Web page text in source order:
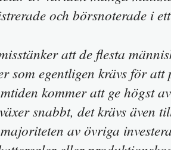
och börsnoterade i
att de flesta
som egentligen krävs för
kommer att ge högst
snabbt, det krävs även
av övriga